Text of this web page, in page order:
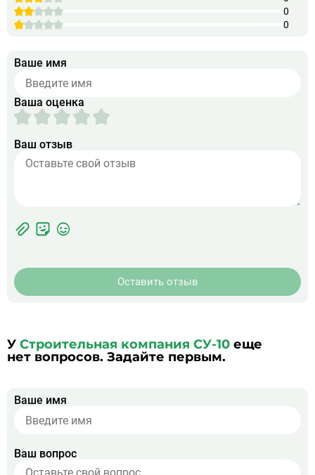
0
0
Ваше имя
Ваша оценка
Ваш отзыв
Фотографии
ЖК
Прикрепить
фото
Оставить отзыв
У Строительная компания СУ-10 еще
нет вопросов. Задайте первым.
Ваше имя
Ваш вопрос